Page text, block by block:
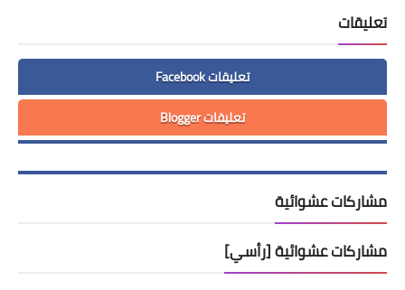
تعليقات
تعليقات Facebook
تعليقات Blogger
مشاركات عشوائية
مشاركات عشوائية [رأسي]